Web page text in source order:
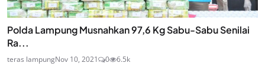
Polda Lampung Musnahkan 97,6 Kg Sabu-Sabu Senilai
Ra...
teras lampungNov 10, 2021 0 6.5k